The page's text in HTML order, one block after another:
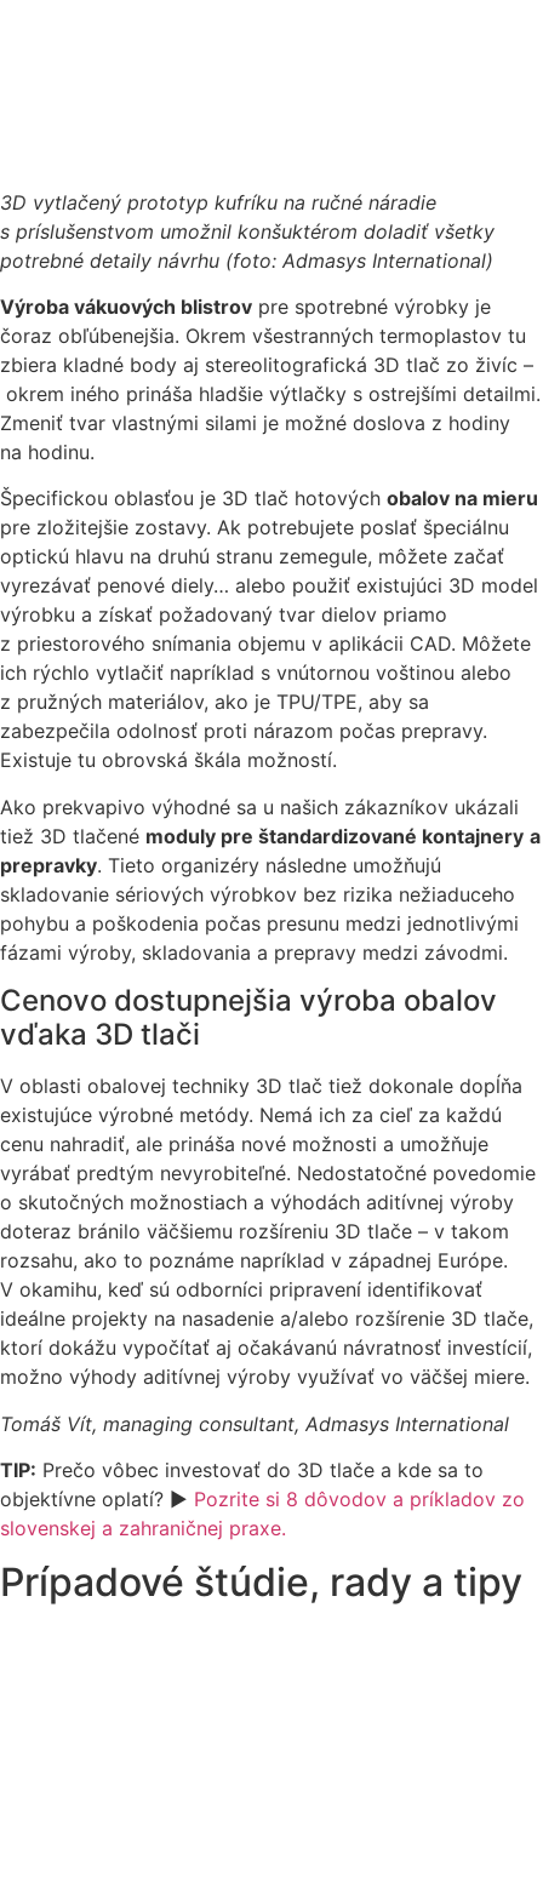
3D vytlačený prototyp kufríku na ručné náradie
s príslušenstvom umožnil konšuktérom doladiť všetky
potrebné detaily návrhu (foto: Admasys International)
Výroba vákuových blistrov pre spotrebné výrobky je
čoraz obľúbenejšia. Okrem všestranných termoplastov tu
zbiera kladné body aj stereolitografická 3D tlač zo živíc –
okrem iného prináša hladšie výtlačky s ostrejšími detailmi.
Zmeniť tvar vlastnými silami je možné doslova z hodiny
na hodinu.
Špecifickou oblasťou je 3D tlač hotových obalov na mieru
pre zložitejšie zostavy. Ak potrebujete poslať špeciálnu
optickú hlavu na druhú stranu zemegule, môžete začať
vyrezávať penové diely… alebo použiť existujúci 3D model
výrobku a získať požadovaný tvar dielov priamo
z priestorového snímania objemu v aplikácii CAD. Môžete
ich rýchlo vytlačiť napríklad s vnútornou voštinou alebo
z pružných materiálov, ako je TPU/TPE, aby sa
zabezpečila odolnosť proti nárazom počas prepravy.
Existuje tu obrovská škála možností.
Ako prekvapivo výhodné sa u našich zákazníkov ukázali
tiež 3D tlačené moduly pre štandardizované kontajnery a
prepravky. Tieto organizéry následne umožňujú
skladovanie sériových výrobkov bez rizika nežiaduceho
pohybu a poškodenia počas presunu medzi jednotlivými
fázami výroby, skladovania a prepravy medzi závodmi.
Cenovo dostupnejšia výroba obalov
vďaka 3D tlači
V oblasti obalovej techniky 3D tlač tiež dokonale dopĺňa
existujúce výrobné metódy. Nemá ich za cieľ za každú
cenu nahradiť, ale prináša nové možnosti a umožňuje
vyrábať predtým nevyrobiteľné. Nedostatočné povedomie
o skutočných možnostiach a výhodách aditívnej výroby
doteraz bránilo väčšiemu rozšíreniu 3D tlače – v takom
rozsahu, ako to poznáme napríklad v západnej Európe.
V okamihu, keď sú odborníci pripravení identifikovať
ideálne projekty na nasadenie a/alebo rozšírenie 3D tlače,
ktorí dokážu vypočítať aj očakávanú návratnosť investícií,
možno výhody aditívnej výroby využívať vo väčšej miere.
Tomáš Vít, managing consultant, Admasys International
TIP: Prečo vôbec investovať do 3D tlače a kde sa to
objektívne oplatí? ► Pozrite si 8 dôvodov a príkladov zo
slovenskej a zahraničnej praxe.
Prípadové štúdie, rady a tipy